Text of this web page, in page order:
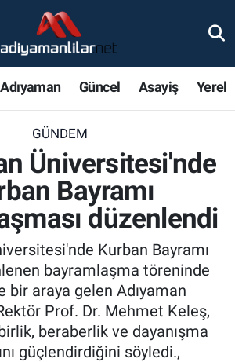
Adıyaman Güncel Asayiş Yerel
GÜNDEM
Üniversitesi'nde
Bayramı
düzenlendi
Kurban Bayramı
bayramlaşma töreninde
bir araya gelen Adıyaman
Prof. Dr. Mehmet Keleş,
beraberlik ve dayanışma
güçlendirdiğini söyledi.,
Vakitleri
Durumu ve Fikstür